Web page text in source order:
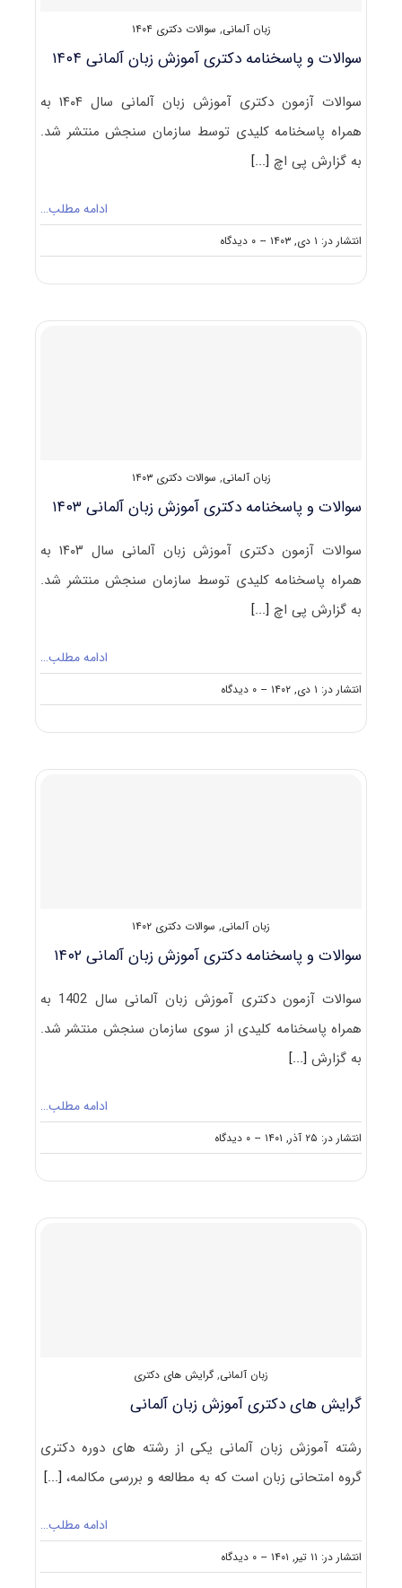
زبان آلمانی, سوالات دکتری ۱۴۰۴
سوالات و پاسخنامه دکتری آموزش زبان آلمانی ۱۴۰۴
سوالات آزمون دکتری آموزش زبان آلمانی سال ۱۴۰۴ به
همراه پاسخنامه کلیدی توسط سازمان سنجش منتشر شد.
به گزارش پی اچ[...]
ادامه مطلب…
انتشار در: ۱ دی, ۱۴۰۳ -- ۰ دیدگاه
on
سوالات
آموزش
زبان آلمانی, سوالات دکتری ۱۴۰۳
سوالات و پاسخنامه دکتری آموزش زبان آلمانی ۱۴۰۳
سوالات آزمون دکتری آموزش زبان آلمانی سال ۱۴۰۳ به
همراه پاسخنامه کلیدی توسط سازمان سنجش منتشر شد.
به گزارش پی اچ[...]
ادامه مطلب…
انتشار در: ۱ دی, ۱۴۰۲ -- ۰ دیدگاه
on
سوالات
آموزش
زبان آلمانی, سوالات دکتری ۱۴۰۲
سوالات و پاسخنامه دکتری آموزش زبان آلمانی ۱۴۰۲
سوالات آزمون دکتری آموزش زبان آلمانی سال 1402 به
همراه پاسخنامه کلیدی از سوی سازمان سنجش منتشر شد.
به گزارش[...]
ادامه مطلب…
انتشار در: ۲۵ آذر, ۱۴۰۱ -- ۰ دیدگاه
on
سوالات
آموزش
زبان آلمانی, گرایش های دکتری
گرایش های دکتری آﻣﻮزش زﺑﺎن آﻟﻤﺎنی
رشته آﻣﻮزش زﺑﺎن آﻟﻤﺎنی یکی از رشته های دوره دکتری
گروه امتحانی زبان است که به مطالعه و بررسی مکالمه‌،[...]
ادامه مطلب…
انتشار در: ۱۱ تیر, ۱۴۰۱ -- ۰ دیدگاه
on
گرایش